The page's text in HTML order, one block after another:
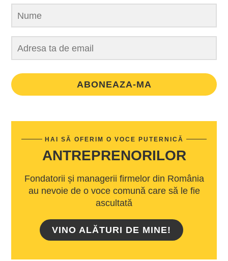
ABONEAZA-MA
HAI SĂ OFERIM O VOCE PUTERNICĂ
ANTREPRENORILOR
Fondatorii și managerii firmelor din România
au nevoie de o voce comună care să le fie
ascultată
VINO ALĂTURI DE MINE!